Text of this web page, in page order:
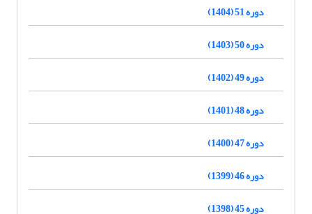
دوره 51 (1404)
دوره 50 (1403)
دوره 49 (1402)
دوره 48 (1401)
دوره 47 (1400)
دوره 46 (1399)
دوره 45 (1398)